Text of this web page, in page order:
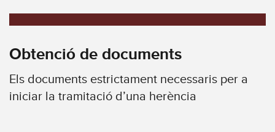
Obtenció de documents
Els documents estrictament necessaris per a
iniciar la tramitació d’una herència